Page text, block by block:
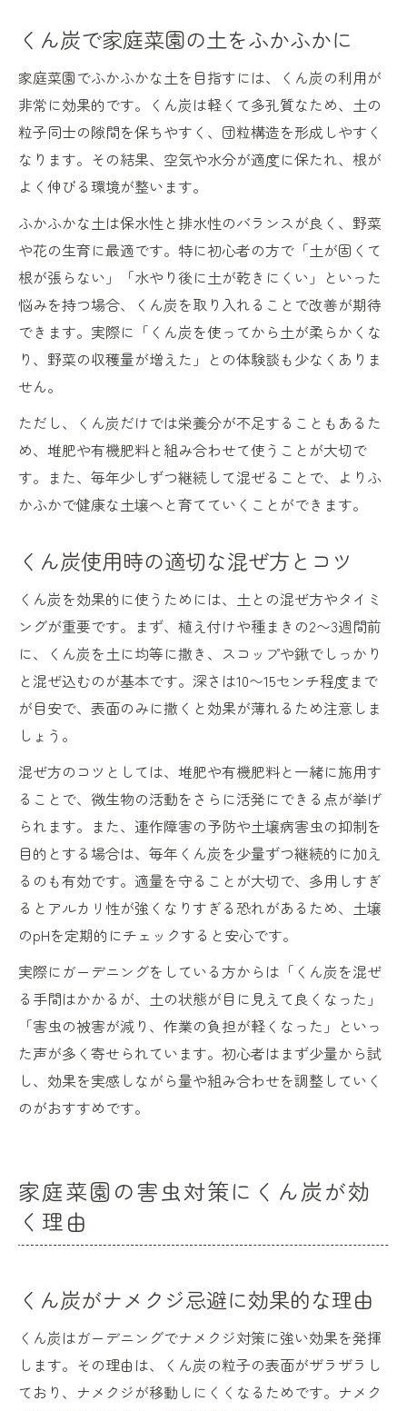
くん炭で家庭菜園の土をふかふかに
家庭菜園でふかふかな土を目指すには、くん炭の利用が
非常に効果的です。くん炭は軽くて多孔質なため、土の
粒子同士の隙間を保ちやすく、団粒構造を形成しやすく
なります。その結果、空気や水分が適度に保たれ、根が
よく伸びる環境が整います。
ふかふかな土は保水性と排水性のバランスが良く、野菜
や花の生育に最適です。特に初心者の方で「土が固くて
根が張らない」「水やり後に土が乾きにくい」といった
悩みを持つ場合、くん炭を取り入れることで改善が期待
できます。実際に「くん炭を使ってから土が柔らかくな
り、野菜の収穫量が増えた」との体験談も少なくありま
せん。
ただし、くん炭だけでは栄養分が不足することもあるた
め、堆肥や有機肥料と組み合わせて使うことが大切で
す。また、毎年少しずつ継続して混ぜることで、よりふ
かふかで健康な土壌へと育てていくことができます。
くん炭使用時の適切な混ぜ方とコツ
くん炭を効果的に使うためには、土との混ぜ方やタイミ
ングが重要です。まず、植え付けや種まきの2〜3週間前
に、くん炭を土に均等に撒き、スコップや鍬でしっかり
と混ぜ込むのが基本です。深さは10〜15センチ程度まで
が目安で、表面のみに撒くと効果が薄れるため注意しま
しょう。
混ぜ方のコツとしては、堆肥や有機肥料と一緒に施用す
ることで、微生物の活動をさらに活発にできる点が挙げ
られます。また、連作障害の予防や土壌病害虫の抑制を
目的とする場合は、毎年くん炭を少量ずつ継続的に加え
るのも有効です。適量を守ることが大切で、多用しすぎ
るとアルカリ性が強くなりすぎる恐れがあるため、土壌
のpHを定期的にチェックすると安心です。
実際にガーデニングをしている方からは「くん炭を混ぜ
る手間はかかるが、土の状態が目に見えて良くなった」
「害虫の被害が減り、作業の負担が軽くなった」といっ
た声が多く寄せられています。初心者はまず少量から試
し、効果を実感しながら量や組み合わせを調整していく
のがおすすめです。
家庭菜園の害虫対策にくん炭が効
く理由
くん炭がナメクジ忌避に効果的な理由
くん炭はガーデニングでナメクジ対策に強い効果を発揮
します。その理由は、くん炭の粒子の表面がザラザラし
ており、ナメクジが移動しにくくなるためです。ナメク